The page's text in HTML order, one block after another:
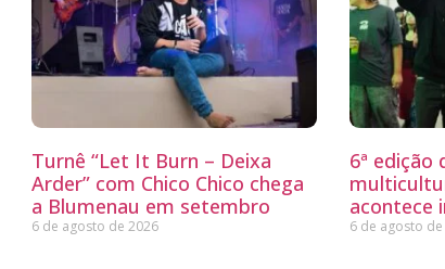
Turnê “Let It Burn – Deixa
Arder” com Chico Chico chega
a Blumenau em setembro
6 de agosto de 2026
6ª edição
acontece
6 de agosto